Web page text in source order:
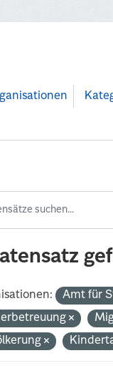
Amt für